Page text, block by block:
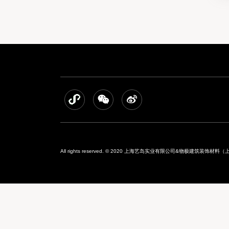
All rights reserved. © 2020 上海艺岛实业有限公司&物极建筑装饰材料（